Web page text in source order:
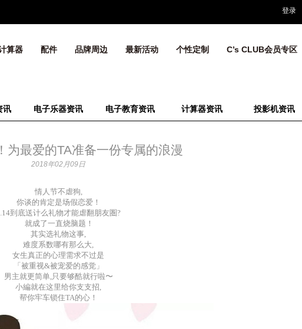
登录
算器 配件 品牌周边 最新活动 个性定制 C’s CLUB会员专区
讯 电子乐器资讯 电子教育资讯 计算器资讯 投影机资讯
为最爱的TA准备一份专属的浪漫
2018年02月09日
情人节不虐狗,
你谈的肯定是场假恋爱！
到底送计么礼物才能虐翻朋友圏?
就成了一直烧脑题！
其实选礼物这事,
难度系数哪有那么大,
女生真正的心理需求不过是
「被重视&被宠爱的感觉」
男主就更简单, 只要够酷就行啦〜
小編就在这里给你支支招,
帮你牢车锁住TA的心！